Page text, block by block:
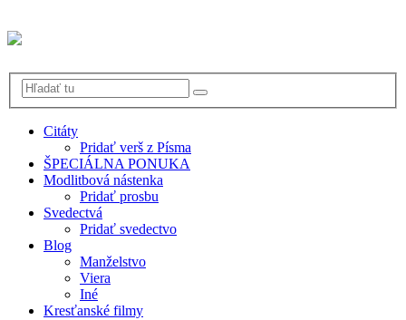
Citáty
Pridať verš z Písma
ŠPECIÁLNA PONUKA
Modlitbová nástenka
Pridať prosbu
Svedectvá
Pridať svedectvo
Blog
Manželstvo
Viera
Iné
Kresťanské filmy